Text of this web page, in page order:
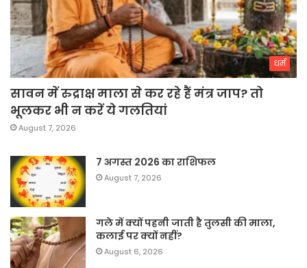
धर्म
सावन में रुद्राक्ष माला से कर रहे हैं मंत्र जाप? तो
भूलकर भी न करें ये गलतियां
August 7, 2026
7 अगस्त 2026 का राशिफल
August 7, 2026
गले में क्यों पहनी जाती है तुलसी की माला,
कलाई पर क्यों नहीं?
August 6, 2026